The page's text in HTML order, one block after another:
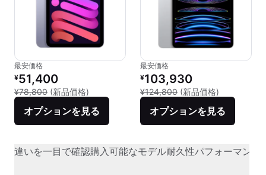
最安価格
リファービッシュ品の価格：
¥51,400
¥78,800 (新品価格) 新品との比較：¥78,800
オプションを見る
最安価格
リファービッシュ品の価格：
¥103,930
¥124,800 (新品価格)
オプションを見る
違いを一目で確認購入可能なモデル耐久性パフォーマンス